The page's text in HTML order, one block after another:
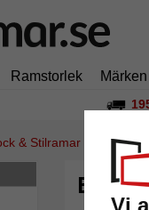
Vi
Ramstorlek Märken
& Stilramar